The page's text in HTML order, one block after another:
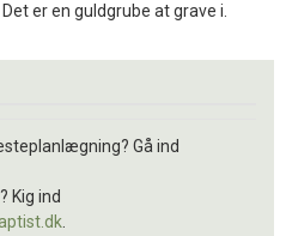
er en guldgrube at grave i.
Gå ind
Kig ind
.